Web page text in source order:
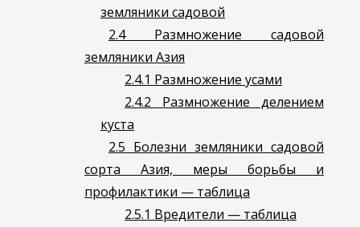
земляники садовой
2.4Размножение садовой
земляники Азия
2.4.1 Размножение усами
2.4.2 Размножение делением
куста
2.5 Болезни земляники садовой
сорта Азия, меры борьбы и
профилактики — таблица
2.5.1 Вредители — таблица